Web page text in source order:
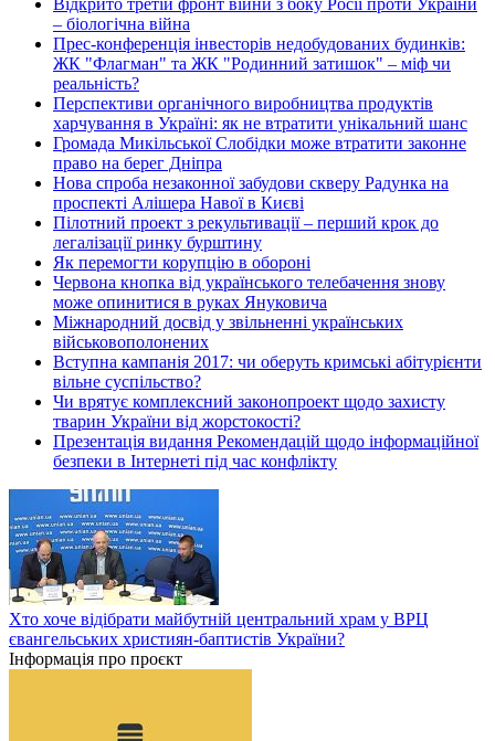
– біологічна війна
Прес-конференція інвесторів недобудованих будинків:
ЖК "Флагман" та ЖК "Родинний затишок" – міф чи
реальність?
Перспективи органічного виробництва продуктів
харчування в Україні: як не втратити унікальний шанс
Громада Микільської Слобідки може втратити законне
право на берег Дніпра
Нова спроба незаконної забудови скверу Радунка на
проспекті Алішера Навої в Києві
Пілотний проект з рекультивації – перший крок до
легалізації ринку бурштину
Як перемогти корупцію в обороні
Червона кнопка від українського телебачення знову
може опинитися в руках Януковича
Міжнародний досвід у звільненні українських
військовополонених
Вступна кампанія 2017: чи оберуть кримські абітурієнти
вільне суспільство?
Чи врятує комплексний законопроект щодо захисту
тварин України від жорстокості?
Презентація видання Рекомендацій щодо інформаційної
безпеки в Інтернеті під час конфлікту
Хто хоче відібрати майбутній центральний храм у ВРЦ
євангельських християн-баптистів України?
Інформація про проєкт